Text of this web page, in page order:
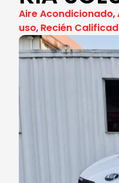
Aire Acondicionado,
uso, Recién